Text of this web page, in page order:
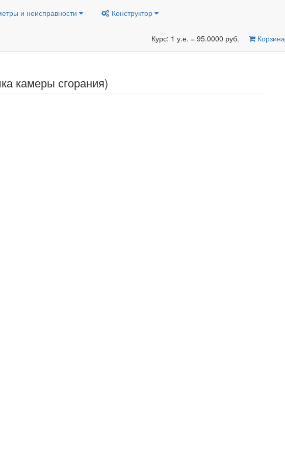
и неисправности Конструктор
Курс: 1 у.е. = 95.0000 руб. Корзина
камеры сгорания)